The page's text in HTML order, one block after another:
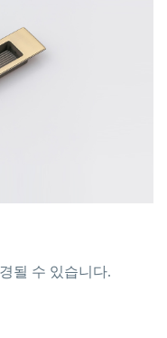
될 수 있습니다.